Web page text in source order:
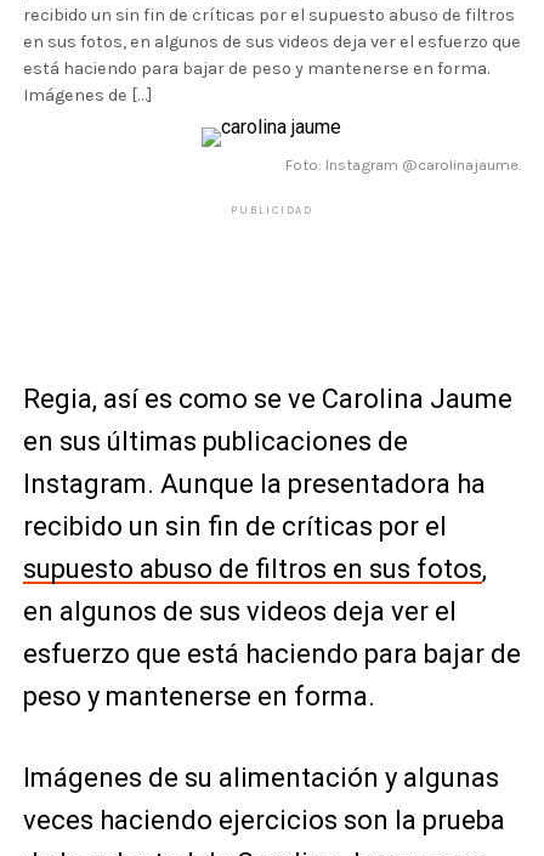
recibido un sin fin de críticas por el supuesto abuso de filtros
en sus fotos, en algunos de sus videos deja ver el esfuerzo que
está haciendo para bajar de peso y mantenerse en forma.
Imágenes de […]
Foto: Instagram @carolinajaume.
PUBLICIDAD
Regia, así es como se ve Carolina Jaume
en sus últimas publicaciones de
Instagram. Aunque la presentadora ha
recibido un sin fin de críticas por el
supuesto abuso de filtros en sus fotos,
en algunos de sus videos deja ver el
esfuerzo que está haciendo para bajar de
peso y mantenerse en forma.
Imágenes de su alimentación y algunas
veces haciendo ejercicios son la prueba